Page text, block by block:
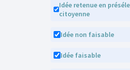
Idée retenue en présélection
citoyenne
Idée non faisable
Idée faisable